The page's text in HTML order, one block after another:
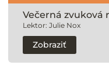
Večerná zvuková
Lektor: Julie Nox
Zobraziť